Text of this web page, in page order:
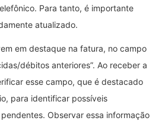
Para tanto, é importante
atualizado.
em destaque na fatura, no campo
débitos anteriores”. Ao receber a
esse campo, que é destacado
para identificar possíveis
Observar essa informação